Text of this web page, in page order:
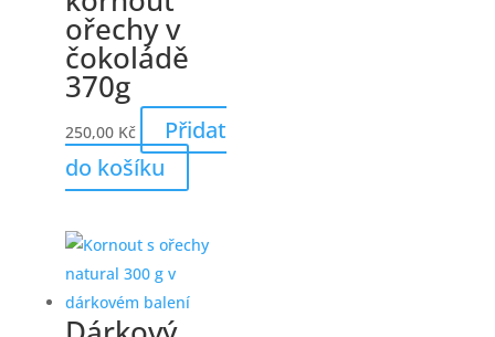
ořechy v
čokoládě
370g
250,00 Kč
Přidat
do košíku